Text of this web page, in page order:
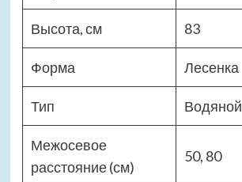
Высота, см 83
Форма Лесенка
Тип Водяной
Межосевое
расстояние (см)
50, 80